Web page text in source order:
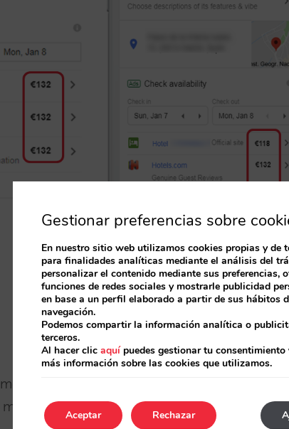
y estás invirtiendo en Google Hotel Ads no
de Google ya están encontrándola.
Gestionar preferencias sobre
En nuestro sitio web utilizamos cookies propias y de
para finalidades analíticas mediante el análisis del
personalizar el contenido mediante sus preferencias,
funciones de redes sociales y mostrarle publicidad
en base a un perfil elaborado a partir de sus hábitos
navegación.
Podemos compartir la información analítica o
terceros.
Al hacer clic aquípuedes gestionar tu consentimiento
más información sobre las cookies que utilizamos.
Aceptar Rechazar